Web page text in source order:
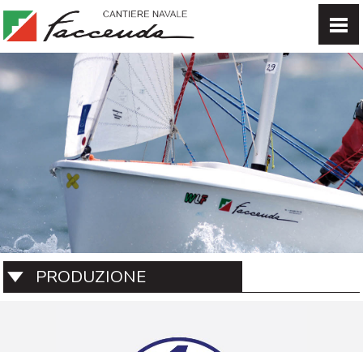
PRODUZIONE